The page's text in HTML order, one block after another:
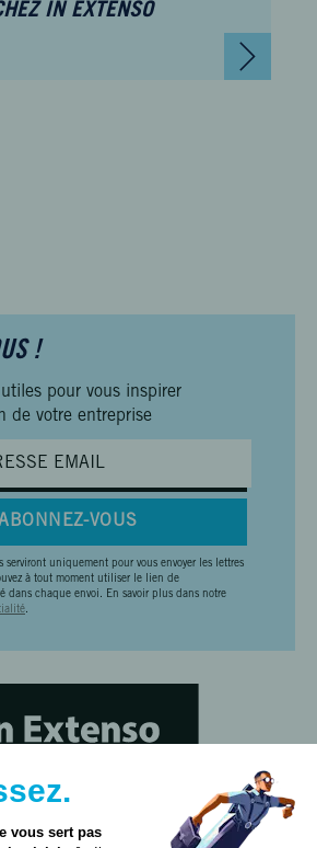
IN EXTENSO
!
pour vous inspirer
de votre entreprise
VOUS
serviront uniquement pour vous envoyer les lettres
à tout moment utiliser le lien de
dans chaque envoi. En savoir plus dans notre
.
vous sert pas